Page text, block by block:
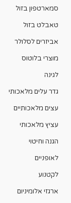
סמארטפון בזול
טאבלט בזול
אביזרים לסלולר
מוצרי בלוטוס
לגינה
גדר עלים מלאכותי
עצים מלאכותיים
עציץ מלאכותי
הגנה וחיטוי
לאופניים
לקטנוע
ארגזי אלומיניום